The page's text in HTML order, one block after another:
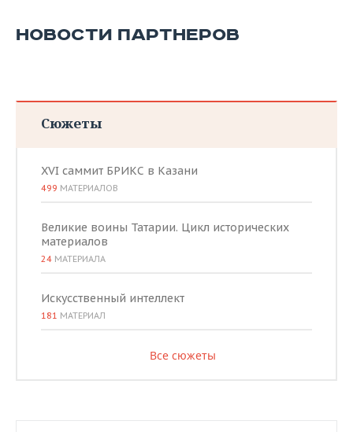
НОВОСТИ ПАРТНЕРОВ
Сюжеты
XVI саммит БРИКС в Казани
499 МАТЕРИАЛОВ
Великие воины Татарии. Цикл исторических
материалов
24 МАТЕРИАЛА
Искусственный интеллект
181 МАТЕРИАЛ
Все сюжеты